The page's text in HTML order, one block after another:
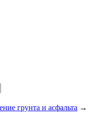
грунта и асфальта →